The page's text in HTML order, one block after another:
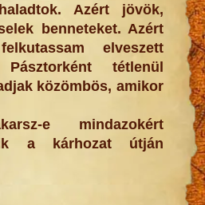
Azért jövök,
benneteket. Azért
elveszett
tétlenül
közömbös, amikor
e mindazokért
a kárhozat útján